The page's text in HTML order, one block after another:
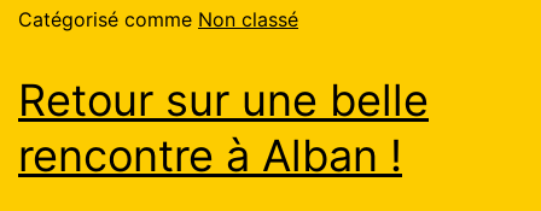
Catégorisé comme Non classé
Retour sur une belle
rencontre à Alban !